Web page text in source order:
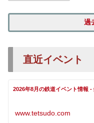
過
直近イベント
2026年8月の鉄道イベント情報 -
www.tetsudo.com